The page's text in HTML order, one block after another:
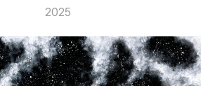
2025